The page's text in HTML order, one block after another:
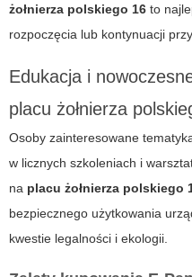
żołnierza polskiego 16 to
rozpoczęcia lub kontynuacji
Edukacja i
placu żołnierza
Osoby zainteresowane
w licznych szkoleniach i
na placu żołnierza polskiego
bezpiecznego użytkowania
kwestie legalności i ekologii.